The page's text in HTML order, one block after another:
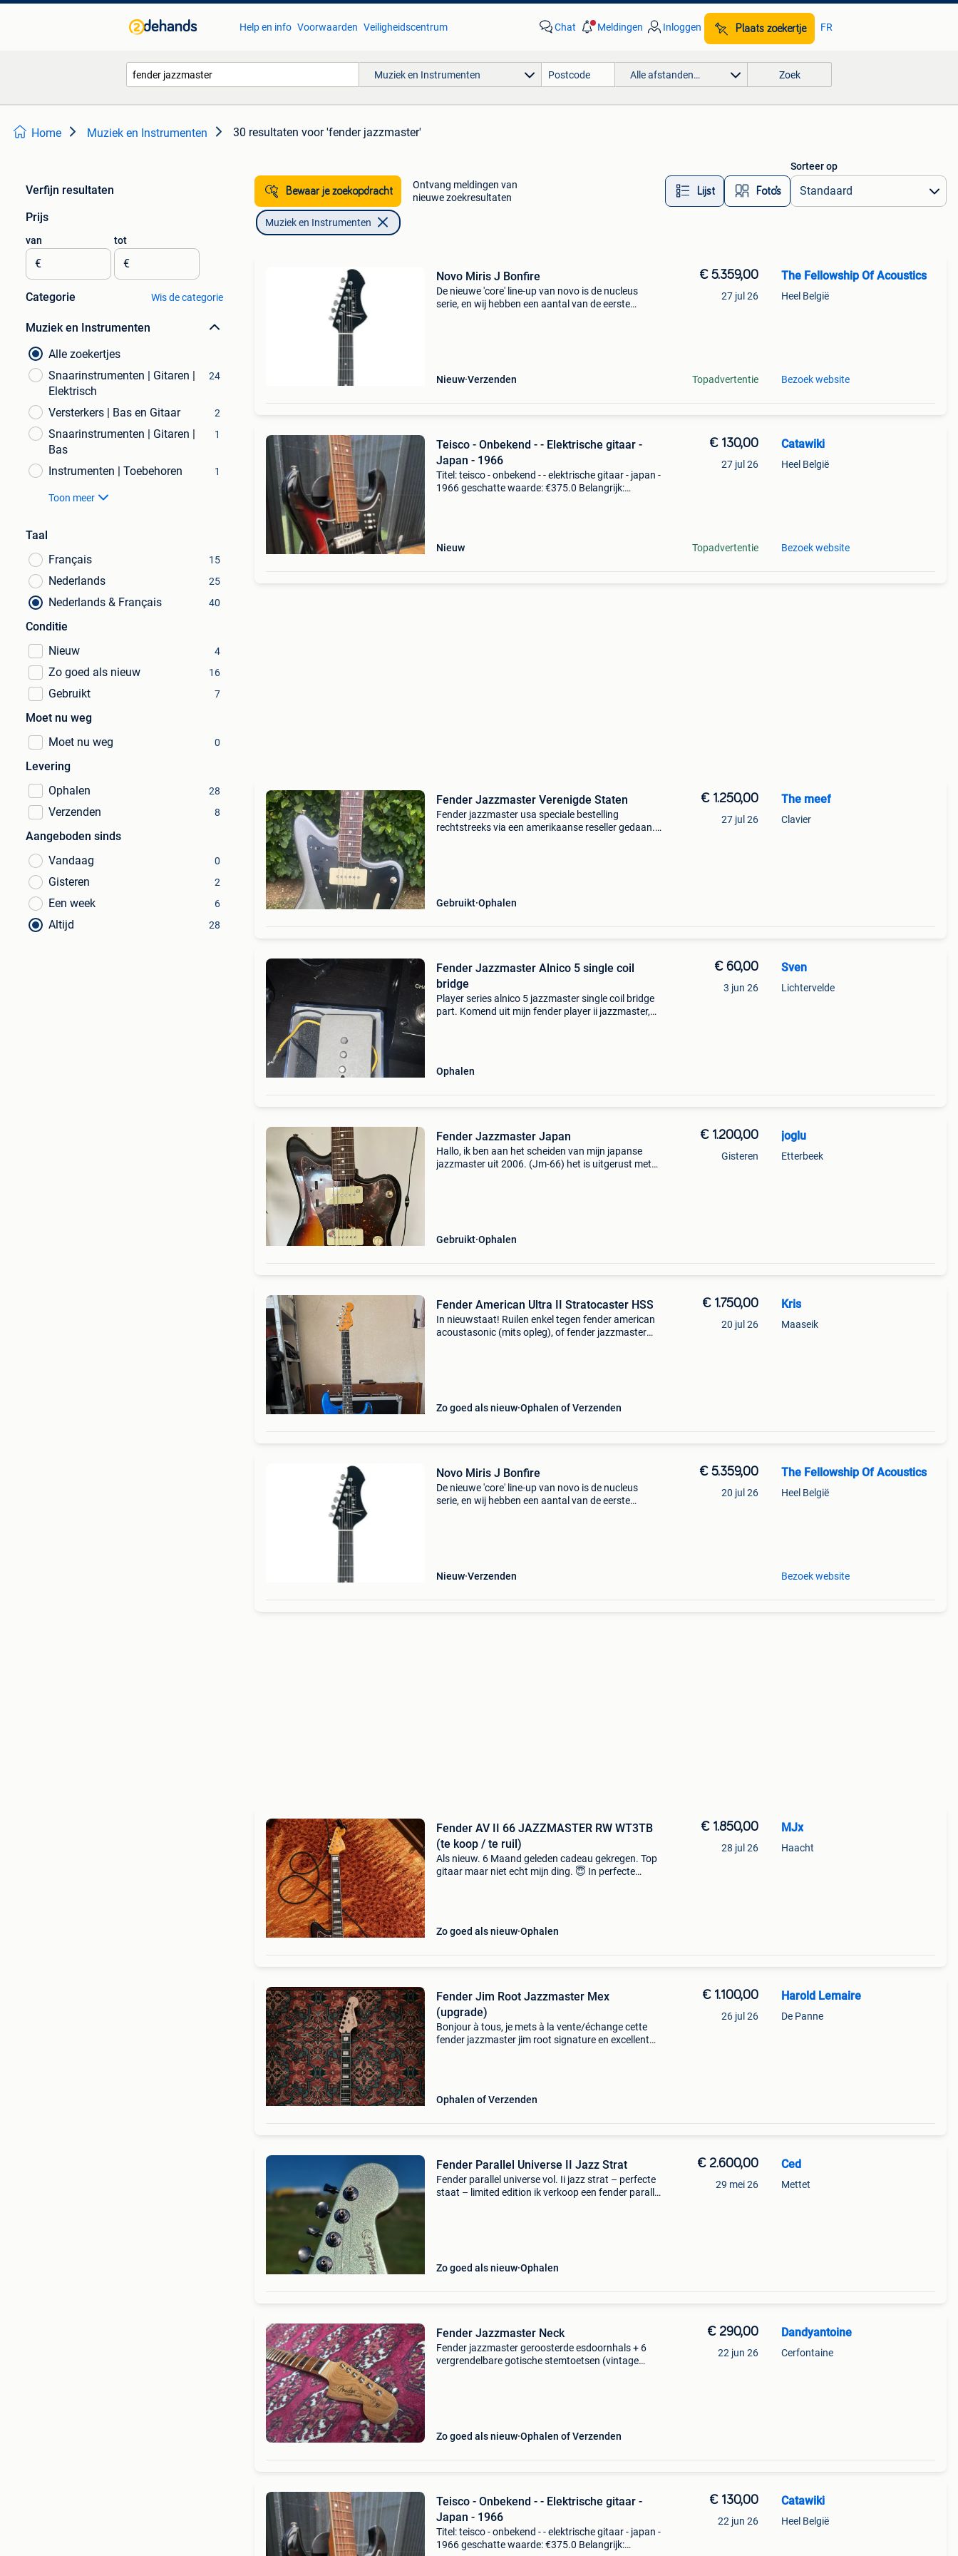
Help en info Voorwaarden Veiligheidscentrum Chat Meldingen Inloggen Plaats zoekertje FR
Muziek en Instrumenten Alle afstanden… Zoek
Home Muziek en Instrumenten 30 resultaten voor 'fender jazzmaster'
Verfijn resultaten
Prijs
van
€
tot
€
Categorie Wis de categorie
Muziek en Instrumenten
Alle zoekertjes
Snaarinstrumenten | Gitaren |
Elektrisch
24
Versterkers | Bas en Gitaar 2
Snaarinstrumenten | Gitaren |
Bas
1
Instrumenten | Toebehoren 1
Toon meer
Taal
Français
15
Nederlands 25
Nederlands & Français 40
Conditie
Nieuw
4
Zo goed als nieuw 16
Gebruikt 7
Moet nu weg
Moet nu weg
0
Levering
Ophalen
28
Verzenden 8
Aangeboden sinds
Vandaag
0
Gisteren 2
Een week 6
Altijd 28
Bewaar je zoekopdracht
Ontvang meldingen van
nieuwe zoekresultaten
Lijst Foto’s
Sorteer op
Muziek en Instrumenten
Novo Miris J Bonfire
De nieuwe 'core' line-up van novo is de nucleus
serie, en wij hebben een aantal van de eerste
Nieuw Verzenden
€ 5.359,00
27 jul 26
Topadvertentie
The Fellowship Of Acoustics
Heel België
Bezoek website
Teisco - Onbekend - - Elektrische gitaar -
Japan - 1966
Titel: teisco - onbekend - - elektrische gitaar - japan -
1966 geschatte waarde: €375.0 Belangrijk:
Nieuw
€ 130,00
27 jul 26
Topadvertentie
Catawiki
Heel België
Bezoek website
Fender Jazzmaster Verenigde Staten
Fender jazzmaster usa speciale bestelling
rechtstreeks via een amerikaanse reseller gedaan.
Gebruikt Ophalen
€ 1.250,00
27 jul 26
The meef
Clavier
Fender Jazzmaster Alnico 5 single coil
bridge
Player series alnico 5 jazzmaster single coil bridge
part. Komend uit mijn fender player ii jazzmaster,
Ophalen
€ 60,00
3 jun 26
Sven
Lichtervelde
Fender Jazzmaster Japan
Hallo, ik ben aan het scheiden van mijn japanse
jazzmaster uit 2006. (Jm-66) het is uitgerust met
Gebruikt Ophalen
€ 1.200,00
Gisteren
joglu
Etterbeek
Fender American Ultra II Stratocaster HSS
In nieuwstaat! Ruilen enkel tegen fender american
acoustasonic (mits opleg), of fender jazzmaster
Zo goed als nieuw Ophalen of Verzenden
€ 1.750,00
20 jul 26
Kris
Maaseik
Novo Miris J Bonfire
De nieuwe 'core' line-up van novo is de nucleus
serie, en wij hebben een aantal van de eerste
Nieuw Verzenden
€ 5.359,00
20 jul 26
The Fellowship Of Acoustics
Heel België
Bezoek website
Fender AV II 66 JAZZMASTER RW WT3TB
(te koop / te ruil)
Als nieuw. 6 Maand geleden cadeau gekregen. Top
gitaar maar niet echt mijn ding. 😇 In perfecte
Zo goed als nieuw Ophalen
€ 1.850,00
28 jul 26
MJx
Haacht
Fender Jim Root Jazzmaster Mex
(upgrade)
Bonjour à tous, je mets à la vente/échange cette
fender jazzmaster jim root signature en excellent
Ophalen of Verzenden
€ 1.100,00
26 jul 26
Harold Lemaire
De Panne
Fender Parallel Universe II Jazz Strat
Fender parallel universe vol. Ii jazz strat – perfecte
staat – limited edition ik verkoop een fender parallel
Zo goed als nieuw Ophalen
€ 2.600,00
29 mei 26
Ced
Mettet
Fender Jazzmaster Neck
Fender jazzmaster geroosterde esdoornhals + 6
vergrendelbare gotische stemtoetsen (vintage
Zo goed als nieuw Ophalen of Verzenden
€ 290,00
22 jun 26
Dandyantoine
Cerfontaine
Teisco - Onbekend - - Elektrische gitaar -
Japan - 1966
Titel: teisco - onbekend - - elektrische gitaar - japan -
1966 geschatte waarde: €375.0 Belangrijk:
€ 130,00
22 jun 26
Catawiki
Heel België